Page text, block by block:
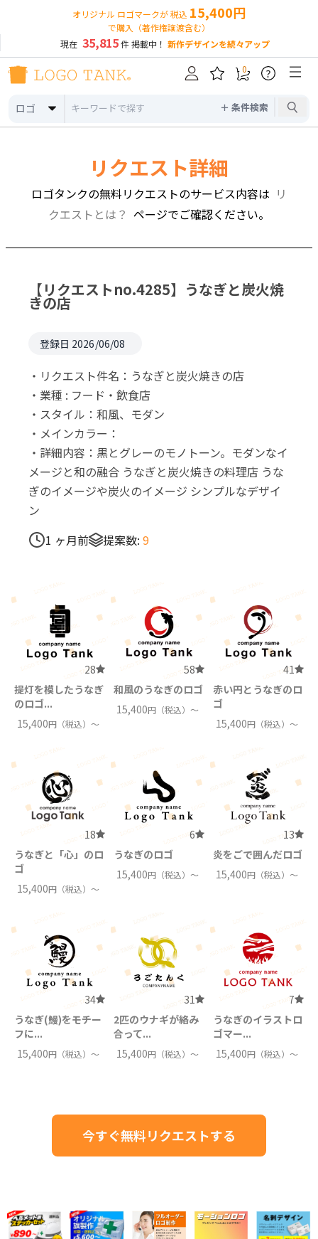
オリジナル ロゴマークが 税込 15,400円
で購入（著作権譲渡含む）
現在 35,815件 掲載中！ 新作デザインを続々アップ
ロゴ ＋ 条件検索
0 ?
リクエスト詳細
ロゴタンクの無料リクエストのサービス内容は リ
クエストとは？ ページでご確認ください。
【リクエストno.4285】 うなぎと炭火焼
きの店
登録日 2026/06/08
・リクエスト件名：うなぎと炭火焼きの店
・業種 : フード・飲食店
・スタイル：和風、モダン
・メインカラー：
・詳細内容：黒とグレーのモノトーン。モダンなイ
メージと和の融合 うなぎと炭火焼きの料理店 うな
ぎのイメージや炭火のイメージ シンプルなデザイ
ン
1 ヶ月前
提案数: 9
28
提灯を模したうなぎ
のロゴ...
15,400円（税込）〜
58
和風のうなぎのロゴ
15,400円（税込）〜
41
赤い円とうなぎのロ
ゴ
15,400円（税込）〜
18
うなぎと「心」のロ
ゴ
15,400円（税込）〜
6
うなぎのロゴ
15,400円（税込）〜
13
炎をごで囲んだロゴ
15,400円（税込）〜
34
うなぎ(鰻)をモチー
フに...
15,400円（税込）〜
31
2匹のウナギが絡み
合って...
15,400円（税込）〜
7
うなぎのイラストロ
ゴマー...
15,400円（税込）〜
今すぐ無料リクエストする